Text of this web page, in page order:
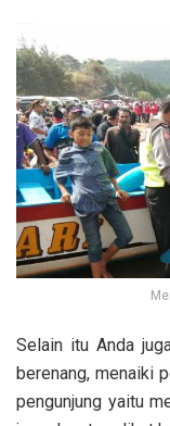
Selain itu Anda
berenang, menaiki
pengunjung yaitu